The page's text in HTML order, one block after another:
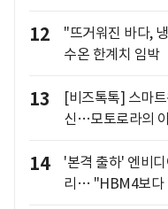
12
"뜨거워진 바다,
수온 한계치 임박
13
[비즈톡톡] 스마
신…모토로라의
14
'본격 출하' 엔비
리… "HBM4보다